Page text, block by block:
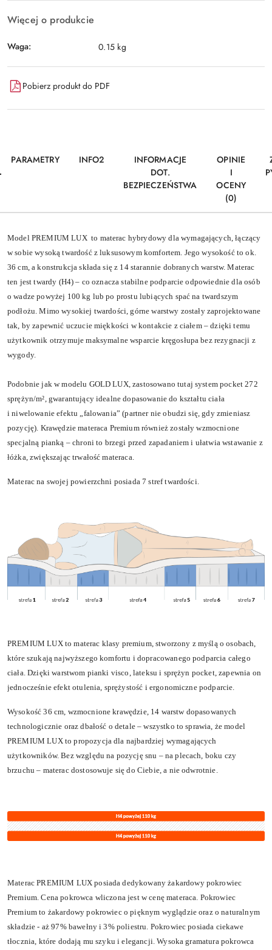
Więcej o produkcie
Waga: 0.15 kg
Pobierz produkt do PDF
PARAMETRY INFO2
INFORMACJE
DOT.
BEZPIECZEŃSTWA
OPINIE
I
OCENY
(0)
Model PREMIUM LUX to materac hybrydowy dla wymagających, łączący
w sobie wysoką twardość z luksusowym komfortem. Jego wysokość to ok.
36 cm, a konstrukcja składa się z 14 starannie dobranych warstw. Materac
ten jest twardy (H4) – co oznacza stabilne podparcie odpowiednie dla osób
o wadze powyżej 100 kg lub po prostu lubiących spać na twardszym
podłożu. Mimo wysokiej twardości, górne warstwy zostały zaprojektowane
tak, by zapewnić uczucie miękkości w kontakcie z ciałem – dzięki temu
użytkownik otrzymuje maksymalne wsparcie kręgosłupa bez rezygnacji z
wygody.
Podobnie jak w modelu GOLD LUX, zastosowano tutaj system pocket 272
sprężyn/m², gwarantujący idealne dopasowanie do kształtu ciała
i niwelowanie efektu „falowania” (partner nie obudzi się, gdy zmieniasz
pozycję). Krawędzie materaca Premium również zostały wzmocnione
specjalną pianką – chroni to brzegi przed zapadaniem i ułatwia wstawanie z
łóżka, zwiększając trwałość materaca.
Materac na swojej powierzchni posiada 7 stref twardości.
PREMIUM LUX to materac klasy premium, stworzony z myślą o osobach,
które szukają najwyższego komfortu i dopracowanego podparcia całego
ciała. Dzięki warstwom pianki visco, lateksu i sprężyn pocket, zapewnia on
jednocześnie efekt otulenia, sprężystość i ergonomiczne podparcie.
Wysokość 36 cm, wzmocnione krawędzie, 14 warstw dopasowanych
technologicznie oraz dbałość o detale – wszystko to sprawia, że model
PREMIUM LUX to propozycja dla najbardziej wymagających
użytkowników. Bez względu na pozycję snu – na plecach, boku czy
brzuchu – materac dostosowuje się do Ciebie, a nie odwrotnie.
Materac PREMIUM LUX posiada dedykowany żakardowy pokrowiec
Premium. Cena pokrowca wliczona jest w cenę materaca. Pokrowiec
Premium to żakardowy pokrowiec o pięknym wyglądzie oraz o naturalnym
składzie - aż 97% bawełny i 3% poliestru. Pokrowiec posiada ciekawe
tłocznia, które dodają mu szyku i elegancji. Wysoka gramatura pokrowca